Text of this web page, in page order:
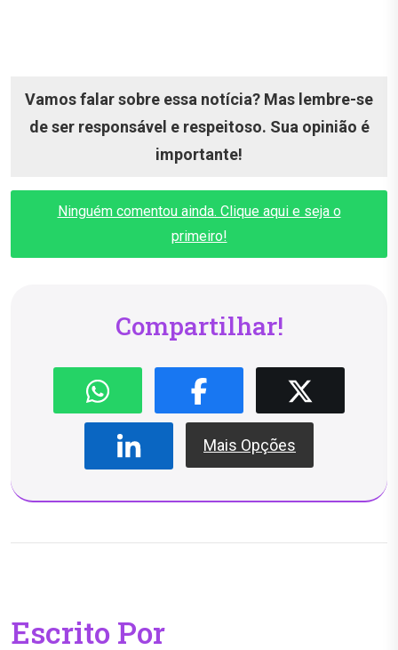
Vamos falar sobre essa notícia? Mas lembre-se
de ser responsável e respeitoso. Sua opinião é
importante!
Ninguém comentou ainda. Clique aqui e seja o
primeiro!
Compartilhar!
Mais Opções
Escrito Por